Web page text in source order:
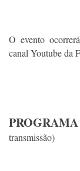
O evento
canal Youtube da
transmissão)